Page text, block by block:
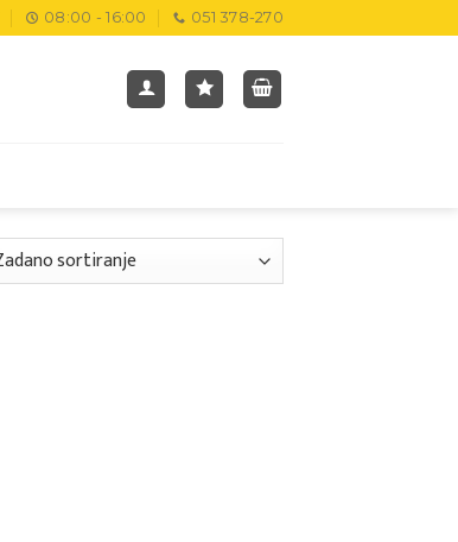
08:00 - 16:00 051 378-270